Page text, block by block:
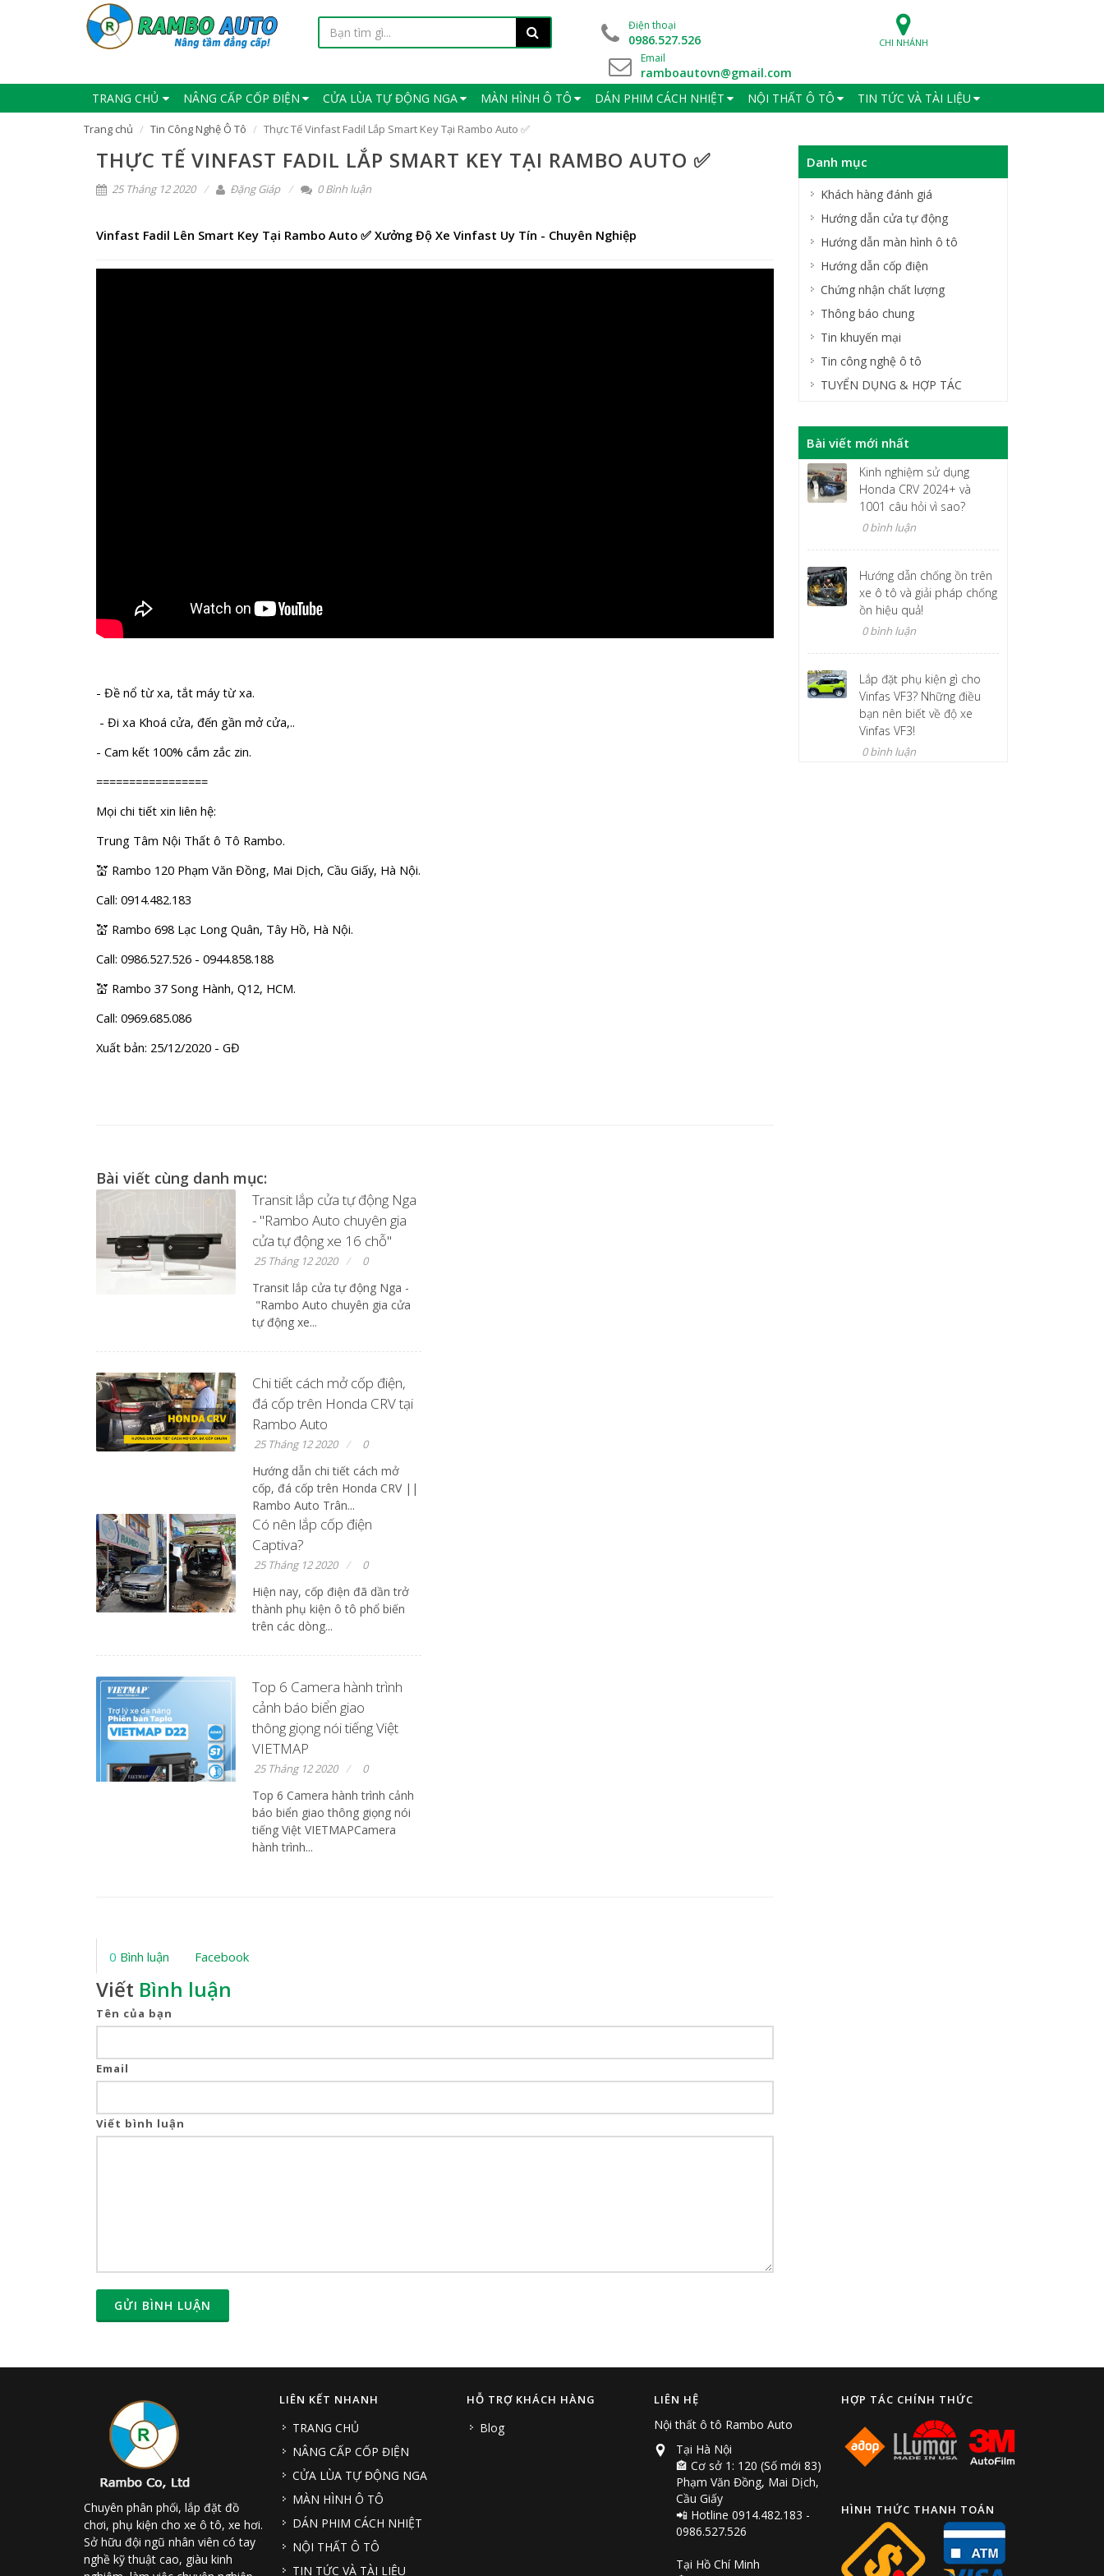
Điện thoại
0986.527.526
Email
ramboautovn@gmail.com
CHI NHÁNH
TRANG CHỦ NÂNG CẤP CỐP ĐIỆN CỬA LÙA TỰ ĐỘNG NGA MÀN HÌNH Ô TÔ DÁN PHIM CÁCH NHIỆT NỘI THẤT Ô TÔ TIN TỨC VÀ TÀI LIỆU
Trang chủ Tin Công Nghệ Ô Tô Thực Tế Vinfast Fadil Lắp Smart Key Tại Rambo Auto ✅
THỰC TẾ VINFAST FADIL LẮP SMART KEY TẠI RAMBO AUTO ✅
25 Tháng 12 2020 Đặng Giáp 0 Bình luận
Vinfast Fadil Lên Smart Key Tại Rambo Auto ✅ Xưởng Độ Xe Vinfast Uy Tín - Chuyên Nghiệp
- Đề nổ từ xa, tắt máy từ xa.
- Đi xa Khoá cửa, đến gần mở cửa,..
- Cam kết 100% cắm zắc zin.
=================
Mọi chi tiết xin liên hệ:
Trung Tâm Nội Thất ô Tô Rambo.
💒 Rambo 120 Phạm Văn Đồng, Mai Dịch, Cầu Giấy, Hà Nội.
Call: 0914.482.183
💒 Rambo 698 Lạc Long Quân, Tây Hồ, Hà Nội.
Call: 0986.527.526 - 0944.858.188
💒 Rambo 37 Song Hành, Q12, HCM.
Call: 0969.685.086
Xuất bản: 25/12/2020 - GĐ
Bài viết cùng danh mục:
Transit lắp cửa tự động Nga
- "Rambo Auto chuyên gia
cửa tự động xe 16 chỗ"
25 Tháng 12 2020 0
Transit lắp cửa tự động Nga -
"Rambo Auto chuyên gia cửa
tự động xe...
Chi tiết cách mở cốp điện,
đá cốp trên Honda CRV tại
Rambo Auto
25 Tháng 12 2020 0
Hướng dẫn chi tiết cách mở
cốp, đá cốp trên Honda CRV ||
Rambo Auto Trân...
Có nên lắp cốp điện
Captiva?
25 Tháng 12 2020 0
Hiện nay, cốp điện đã dần trở
thành phụ kiện ô tô phổ biến
trên các dòng...
Top 6 Camera hành trình
cảnh báo biển giao
thông giọng nói tiếng Việt
VIETMAP
25 Tháng 12 2020 0
Top 6 Camera hành trình cảnh
báo biển giao thông giọng nói
tiếng Việt VIETMAPCamera
hành trình...
0 Bình luận Facebook
Viết Bình luận
Tên của bạn
Email
Viết bình luận
GỬI BÌNH LUẬN
Danh mục
Khách hàng đánh giá
Hướng dẫn cửa tự động
Hướng dẫn màn hình ô tô
Hướng dẫn cốp điện
Chứng nhận chất lượng
Thông báo chung
Tin khuyến mại
Tin công nghệ ô tô
TUYỂN DỤNG & HỢP TÁC
Bài viết mới nhất
Kinh nghiệm sử dụng
Honda CRV 2024+ và
1001 câu hỏi vì sao?
0 bình luận
Hướng dẫn chống ồn trên
xe ô tô và giải pháp chống
ồn hiệu quả!
0 bình luận
Lắp đặt phụ kiện gì cho
Vinfas VF3? Những điều
bạn nên biết về độ xe
Vinfas VF3!
0 bình luận
Chuyên phân phối, lắp đặt đồ
chơi, phụ kiện cho xe ô tô, xe hơi.
Sở hữu đội ngũ nhân viên có tay
nghề kỹ thuật cao, giàu kinh
LIÊN KẾT NHANH
TRANG CHỦ
NÂNG CẤP CỐP ĐIỆN
CỬA LÙA TỰ ĐỘNG NGA
MÀN HÌNH Ô TÔ
DÁN PHIM CÁCH NHIỆT
NỘI THẤT Ô TÔ
TIN TỨC VÀ TÀI LIỆU
HỖ TRỢ KHÁCH HÀNG
Blog
LIÊN HỆ
Nội thất ô tô Rambo Auto
Tại Hà Nội
🏤 Cơ sở 1: 120 (Số mới 83)
Phạm Văn Đồng, Mai Dịch,
Cầu Giấy
📲 Hotline 0914.482.183 -
0986.527.526
Tại Hồ Chí Minh
HỢP TÁC CHÍNH THỨC
HÌNH THỨC THANH TOÁN